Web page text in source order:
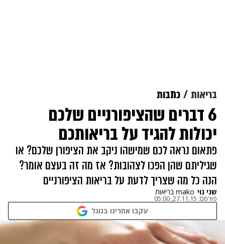
בריאות כתבות
6 דברים שהציפורניים שלכם
יכולות להגיד על בריאותכם
פתאום נראה לכם שמישהו ניקב את הציפורן שלכם? או
שגיליתם שהן הפכו לצהובות? אז מה זה בעצם אומר?
הנה כל מה שצריך לדעת על בריאות הציפורניים
שני נוי mako בריאות
פורסם: 27.11.15, 05:00
עקבו אחרינו בגוגל